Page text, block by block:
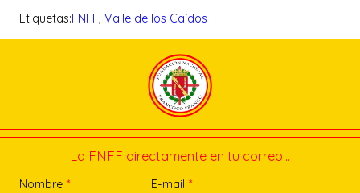
Etiquetas:FNFF, Valle de los Caídos
La FNFF directamente en tu correo…
Nombre * E-mail *